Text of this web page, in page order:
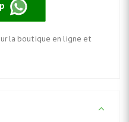
la boutique en ligne et